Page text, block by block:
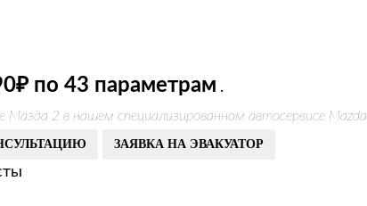
по 43 параметрам .
Мазда 2 в нашем специализированном автосервисе Mazda
ЗАЯВКА НА ЭВАКУАТОР